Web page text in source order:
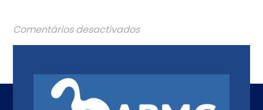
Comentários desactivados